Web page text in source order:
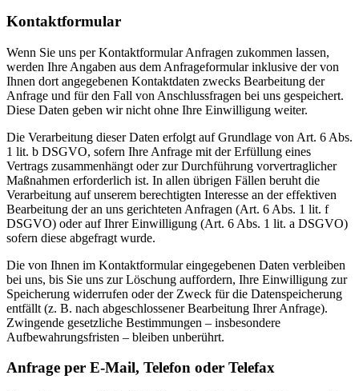
Kontaktformular
Wenn Sie uns per Kontaktformular Anfragen zukommen lassen,
werden Ihre Angaben aus dem Anfrageformular inklusive der von
Ihnen dort angegebenen Kontaktdaten zwecks Bearbeitung der
Anfrage und für den Fall von Anschlussfragen bei uns gespeichert.
Diese Daten geben wir nicht ohne Ihre Einwilligung weiter.
Die Verarbeitung dieser Daten erfolgt auf Grundlage von Art. 6 Abs.
1 lit. b DSGVO, sofern Ihre Anfrage mit der Erfüllung eines
Vertrags zusammenhängt oder zur Durchführung vorvertraglicher
Maßnahmen erforderlich ist. In allen übrigen Fällen beruht die
Verarbeitung auf unserem berechtigten Interesse an der effektiven
Bearbeitung der an uns gerichteten Anfragen (Art. 6 Abs. 1 lit. f
DSGVO) oder auf Ihrer Einwilligung (Art. 6 Abs. 1 lit. a DSGVO)
sofern diese abgefragt wurde.
Die von Ihnen im Kontaktformular eingegebenen Daten verbleiben
bei uns, bis Sie uns zur Löschung auffordern, Ihre Einwilligung zur
Speicherung widerrufen oder der Zweck für die Datenspeicherung
entfällt (z. B. nach abgeschlossener Bearbeitung Ihrer Anfrage).
Zwingende gesetzliche Bestimmungen – insbesondere
Aufbewahrungsfristen – bleiben unberührt.
Anfrage per E-Mail, Telefon oder Telefax